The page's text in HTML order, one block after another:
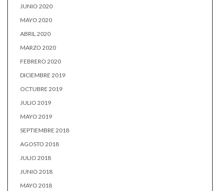
JUNIO 2020
MAYO 2020
ABRIL 2020
MARZO 2020
FEBRERO 2020
DICIEMBRE 2019
OCTUBRE 2019
JULIO 2019
MAYO 2019
SEPTIEMBRE 2018
AGOSTO 2018
JULIO 2018
JUNIO 2018
MAYO 2018